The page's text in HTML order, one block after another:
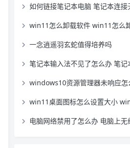
如何链接笔记本电脑 笔记本连接无
win11怎么卸载软件 win11怎么
一念逍遥羽玄蛇值得培养吗
笔记本输入法不见了怎么办 笔记本输
windows10资源管理器未响应怎么解决
win11桌面图标怎么设置大小 win 10
电脑网络禁用了怎么办 电脑上无线网